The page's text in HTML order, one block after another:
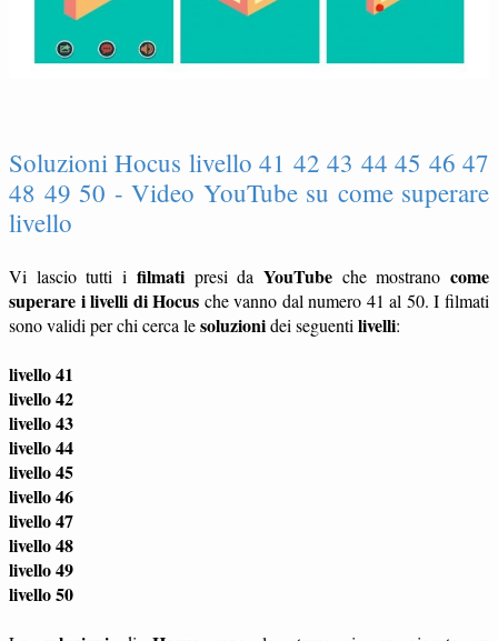
Soluzioni Hocus livello 41 42 43 44 45 46 47
48 49 50 - Video YouTube su come superare
livello
Vi lascio tutti i filmatipresi da YouTubeche mostranocome
superare i livelli di Hocus che vanno dal numero 41 al 50. I filmati
sono validi per chi cerca lesoluzionidei seguenti livelli:
livello 41
livello 42
livello 43
livello 44
livello 45
livello 46
livello 47
livello 48
livello 49
livello 50